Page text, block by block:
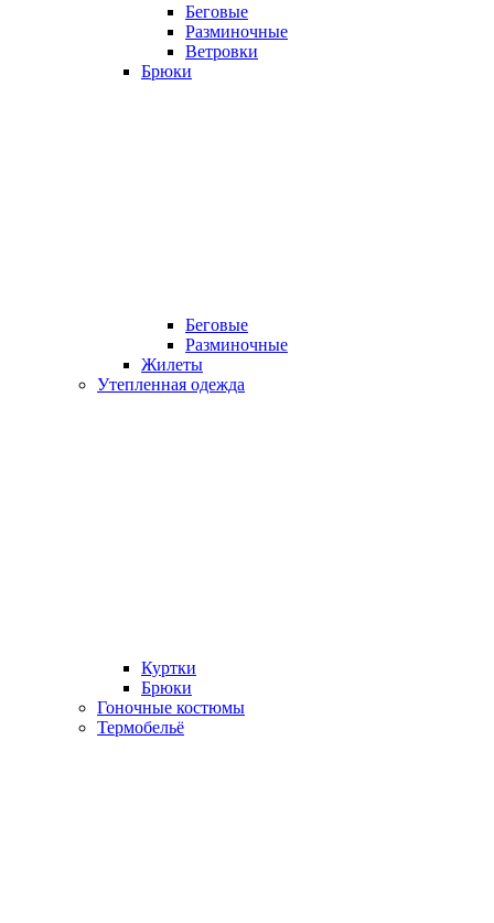
Беговые
Разминочные
Ветровки
Брюки
Беговые
Разминочные
Жилеты
Утепленная одежда
Куртки
Брюки
Гоночные костюмы
Термобельё